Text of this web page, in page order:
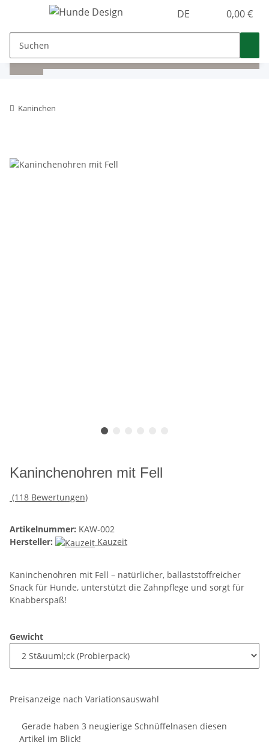
DE 0,00 €
Kaninchen
Kaninchenohren mit Fell
(118 Bewertungen)
Artikelnummer: KAW-002
Hersteller:
Kauzeit
Kaninchenohren mit Fell – natürlicher, ballaststoffreicher
Snack für Hunde, unterstützt die Zahnpflege und sorgt für
Knabberspaß!
Gewicht
Preisanzeige nach Variationsauswahl
Gerade haben 3 neugierige Schnüffelnasen diesen
Artikel im Blick!